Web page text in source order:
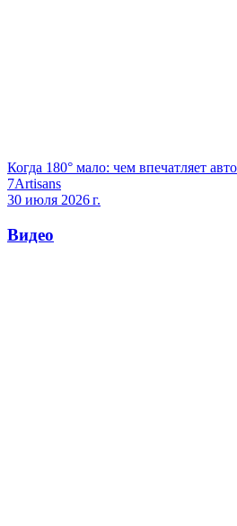
Когда 180° мало: чем впечатляет
7Artisans
30 июля 2026 г.
Видео